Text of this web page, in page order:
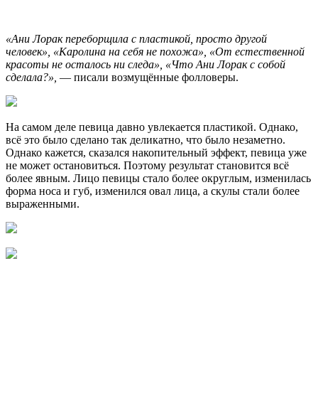
«Ани Лорак переборщила с пластикой, просто другой
человек», «Каролина на себя не похожа», «От естественной
красоты не осталось ни следа», «Что Ани Лорак с собой
сделала?», — писали возмущённые фолловеры.
На самом деле певица давно увлекается пластикой. Однако,
всё это было сделано так деликатно, что было незаметно.
Однако кажется, сказался накопительный эффект, певица уже
не может остановиться. Поэтому результат становится всё
более явным. Лицо певицы стало более округлым, изменилась
форма носа и губ, изменился овал лица, а скулы стали более
выраженными.